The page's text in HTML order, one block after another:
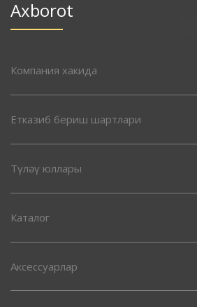
Axborot
Компания хакида
Етказиб бериш шартлари
Түләү юллары
Каталог
Аксессуарлар